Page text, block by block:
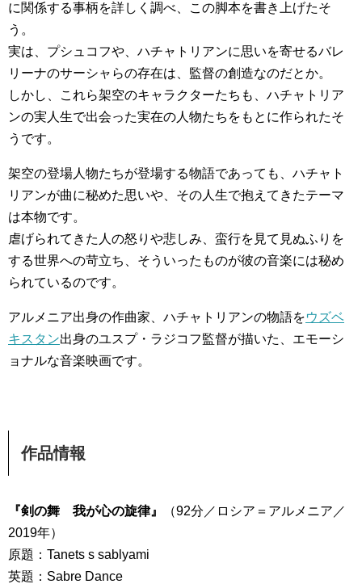
に関係する事柄を詳しく調べ、この脚本を書き上げたそ
う。
実は、プシュコフや、ハチャトリアンに思いを寄せるバレ
リーナのサーシャらの存在は、監督の創造なのだとか。
しかし、これら架空のキャラクターたちも、ハチャトリア
ンの実人生で出会った実在の人物たちをもとに作られたそ
うです。
架空の登場人物たちが登場する物語であっても、ハチャト
リアンが曲に秘めた思いや、その人生で抱えてきたテーマ
は本物です。
虐げられてきた人の怒りや悲しみ、蛮行を見て見ぬふりを
する世界への苛立ち、そういったものが彼の音楽には秘め
られているのです。
アルメニア出身の作曲家、ハチャトリアンの物語をウズベ
キスタン出身のユスプ・ラジコフ監督が描いた、エモーシ
ョナルな音楽映画です。
作品情報
『剣の舞 我が心の旋律』
（92分／ロシア＝アルメニア／
2019年）
原題：Tanets s sablyami
英題：Sabre Dance